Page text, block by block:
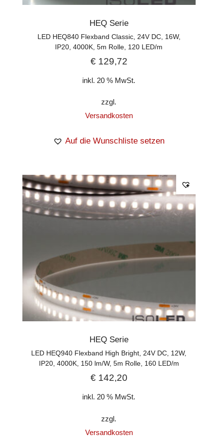
HEQ Serie
LED HEQ840 Flexband Classic, 24V DC, 16W,
IP20, 4000K, 5m Rolle, 120 LED/m
€129,72
inkl. 20 % MwSt.
zzgl.
Versandkosten
Auf die Wunschliste setzen
HEQ Serie
LED HEQ940 Flexband High Bright, 24V DC, 12W,
IP20, 4000K, 150 lm/W, 5m Rolle, 160 LED/m
€142,20
inkl. 20 % MwSt.
zzgl.
Versandkosten